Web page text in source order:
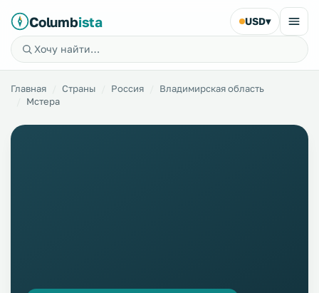
Columbista USD▾
Главная Страны Россия
Владимирская область
Мстера